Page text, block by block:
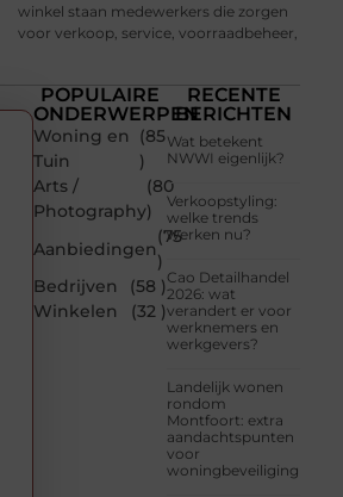
winkel staan medewerkers die zorgen
voor verkoop, service, voorraadbeheer,
POPULAIRE
ONDERWERPEN
Woning en
Tuin
(85
)
Arts /
Photography
(80
)
Aanbiedingen
(75
)
Bedrijven
(58 )
Winkelen
(32 )
RECENTE
BERICHTEN
Wat betekent
NWWI eigenlijk?
Verkoopstyling:
welke trends
werken nu?
Cao Detailhandel
2026: wat
verandert er voor
werknemers en
werkgevers?
Landelijk wonen
rondom
Montfoort: extra
aandachtspunten
voor
woningbeveiliging